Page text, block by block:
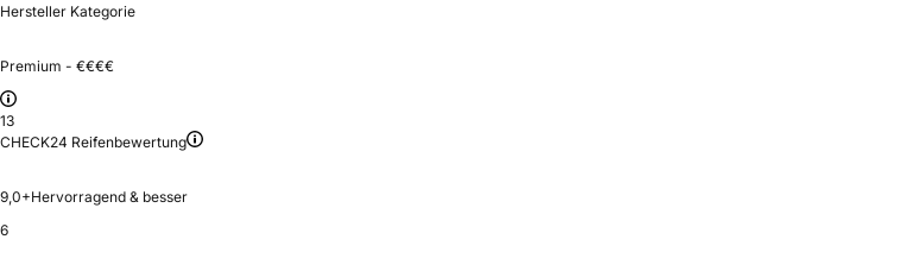
Hersteller Kategorie
Premium - €€€€
13
CHECK24 Reifenbewertung
9,0+Hervorragend & besser
6